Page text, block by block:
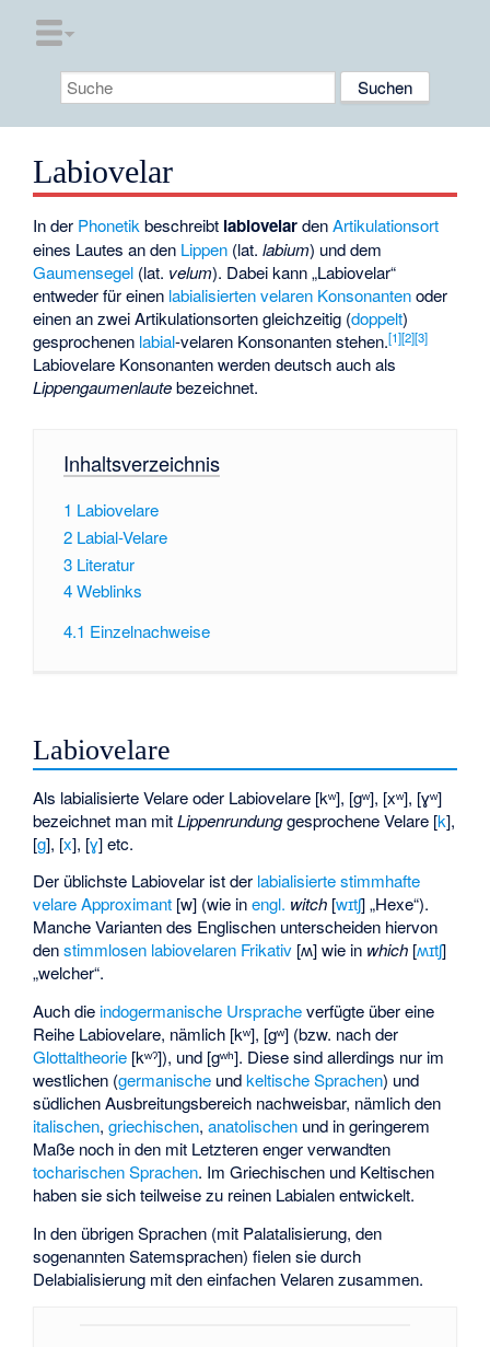
Labiovelar
In der Phonetikbeschreibt labiovelardenArtikulationsort
eines Lautes an den Lippen (lat.labium) und dem
Gaumensegel (lat. velum). Dabei kann „Labiovelar“
entweder für einen labialisierten velaren Konsonantenoder
einen an zwei Artikulationsorten gleichzeitig (doppelt)
gesprochenen labial-velaren Konsonanten stehen.[1][2][3]
Labiovelare Konsonanten werden deutsch auch als
Lippengaumenlautebezeichnet.
Inhaltsverzeichnis
1 Labiovelare
2 Labial-Velare
3 Literatur
4Weblinks
4.1 Einzelnachweise
Labiovelare
Als labialisierte Velare oder Labiovelare [kʷ], [gʷ], [xʷ], [ɣʷ]
bezeichnet man mitLippenrundunggesprochene Velare [k],
[g], [x], [ɣ] etc.
Der üblichste Labiovelar ist der labialisierte stimmhafte
velare Approximant [w] (wie inengl. witch [wɪtʃ] „Hexe“).
Manche Varianten des Englischen unterscheiden hiervon
denstimmlosen labiovelaren Frikativ [ʍ] wie in which [ʍɪtʃ]
„welcher“.
Auch die indogermanische Urspracheverfügte über eine
Reihe Labiovelare, nämlich [kʷ], [gʷ] (bzw. nach der
Glottaltheorie [kʷˀ]), und [gʷʰ]. Diese sind allerdings nur im
westlichen (germanische undkeltische Sprachen) und
südlichen Ausbreitungsbereich nachweisbar, nämlich den
italischen,griechischen,anatolischen und in geringerem
Maße noch in den mit Letzteren enger verwandten
tocharischen Sprachen. Im Griechischen und Keltischen
haben sie sich teilweise zu reinen Labialen entwickelt.
In den übrigen Sprachen (mit Palatalisierung, den
sogenannten Satemsprachen) fielen sie durch
Delabialisierung mit den einfachen Velaren zusammen.